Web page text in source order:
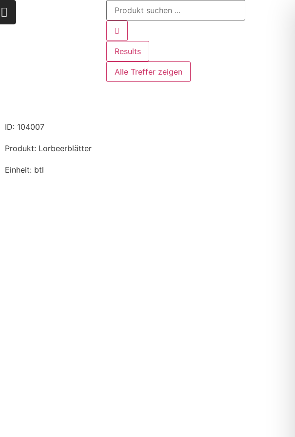
Results
Alle Treffer zeigen
ID: 104007
Produkt: Lorbeerblätter
Einheit: btl